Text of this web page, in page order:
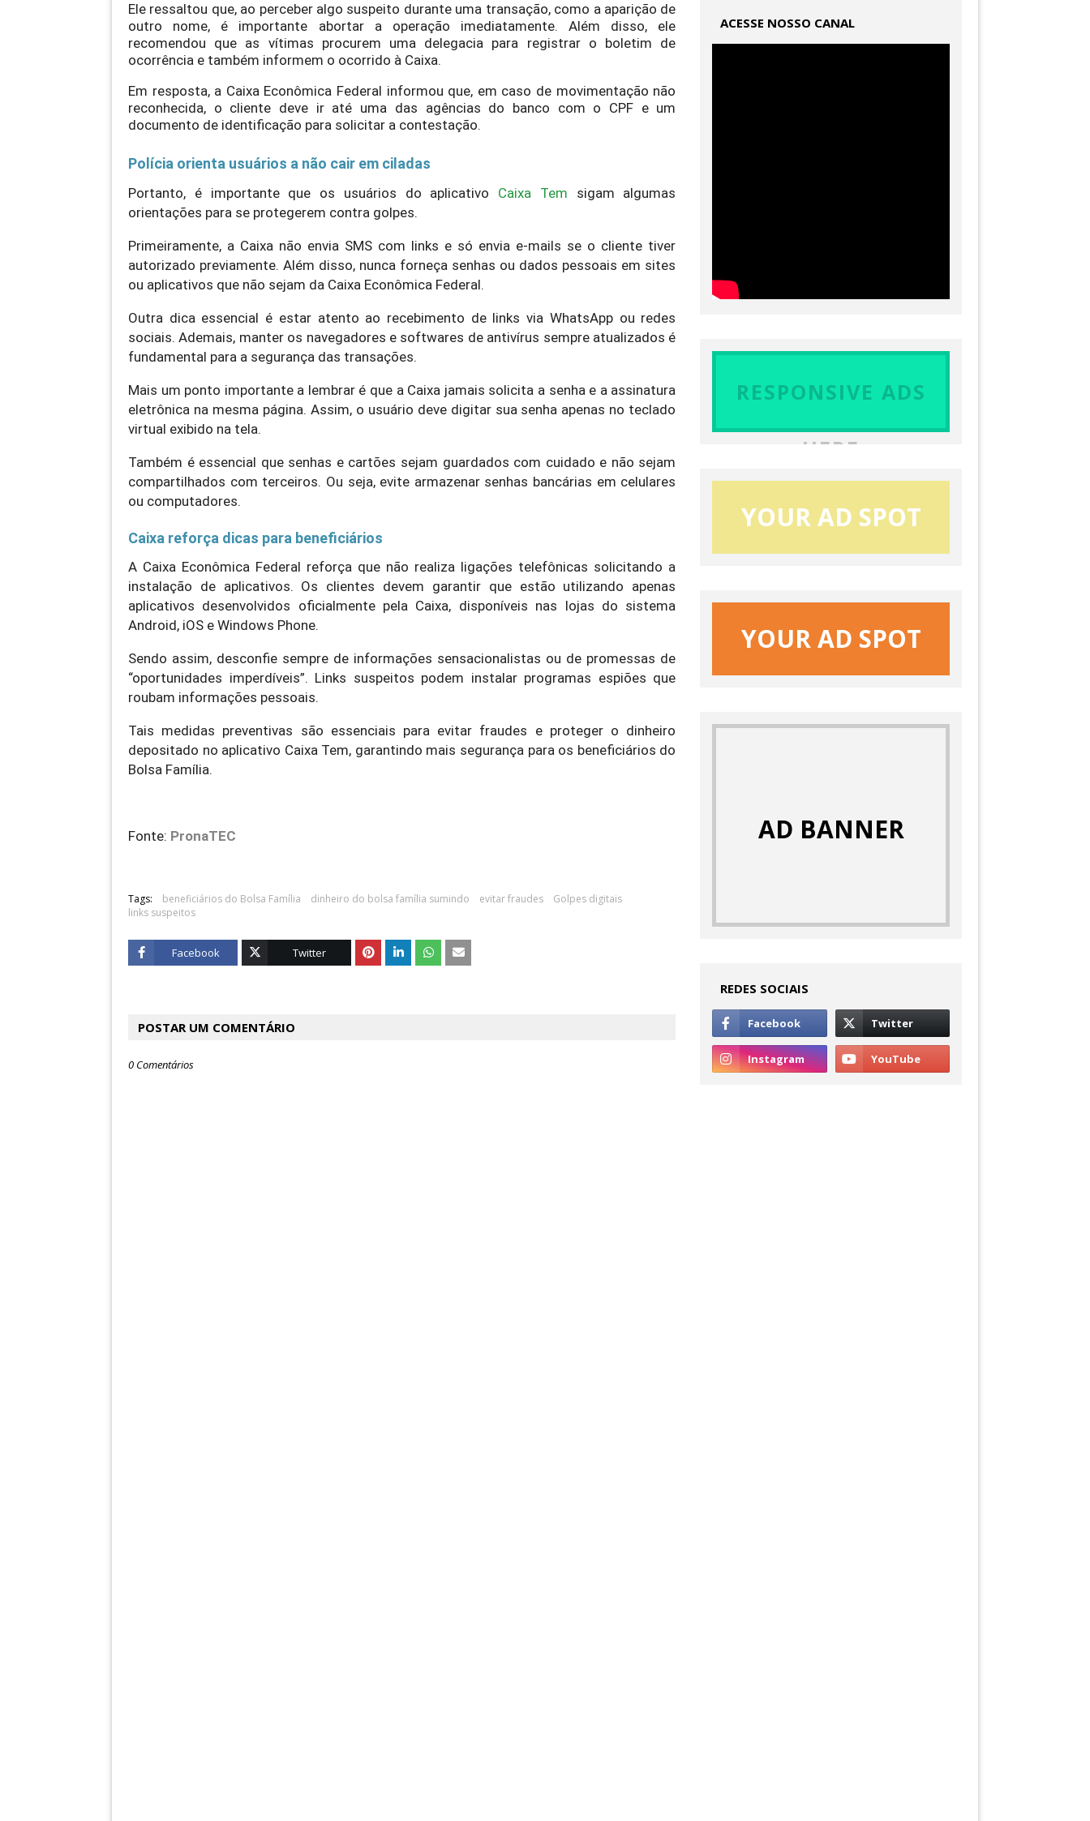
Ele ressaltou que, ao perceber algo suspeito durante uma transação, como a aparição de
outro nome, é importante abortar a operação imediatamente. Além disso, ele
recomendou que as vítimas procurem uma delegacia para registrar o boletim de
ocorrência e também informem o ocorrido à Caixa.
Em resposta, a Caixa Econômica Federal informou que, em caso de movimentação não
reconhecida, o cliente deve ir até uma das agências do banco com o CPF e um
documento de identificação para solicitar a contestação.
Polícia orienta usuários a não cair em ciladas
Portanto, é importante que os usuários do aplicativo Caixa Tem sigam algumas
orientações para se protegerem contra golpes.
Primeiramente, a Caixa não envia SMS com links e só envia e-mails se o cliente tiver
autorizado previamente. Além disso, nunca forneça senhas ou dados pessoais em sites
ou aplicativos que não sejam da Caixa Econômica Federal.
Outra dica essencial é estar atento ao recebimento de links via WhatsApp ou redes
sociais. Ademais, manter os navegadores e softwares de antivírus sempre atualizados é
fundamental para a segurança das transações.
Mais um ponto importante a lembrar é que a Caixa jamais solicita a senha e a assinatura
eletrônica na mesma página. Assim, o usuário deve digitar sua senha apenas no teclado
virtual exibido na tela.
Também é essencial que senhas e cartões sejam guardados com cuidado e não sejam
compartilhados com terceiros. Ou seja, evite armazenar senhas bancárias em celulares
ou computadores.
Caixa reforça dicas para beneficiários
A Caixa Econômica Federal reforça que não realiza ligações telefônicas solicitando a
instalação de aplicativos. Os clientes devem garantir que estão utilizando apenas
aplicativos desenvolvidos oficialmente pela Caixa, disponíveis nas lojas do sistema
Android, iOS e Windows Phone.
Sendo assim, desconfie sempre de informações sensacionalistas ou de promessas de
“oportunidades imperdíveis”. Links suspeitos podem instalar programas espiões que
roubam informações pessoais.
Tais medidas preventivas são essenciais para evitar fraudes e proteger o dinheiro
depositado no aplicativo Caixa Tem, garantindo mais segurança para os beneficiários do
Bolsa Família.
Fonte: PronaTEC
Tags: beneficiários do Bolsa Família dinheiro do bolsa família sumindo evitar fraudes
Golpes digitais
links suspeitos
Facebook Twitter
POSTAR UM COMENTÁRIO
0 Comentários
ACESSE NOSSO CANAL
RESPONSIVE ADS
HERE
YOUR AD SPOT
YOUR AD SPOT
AD BANNER
REDES SOCIAIS